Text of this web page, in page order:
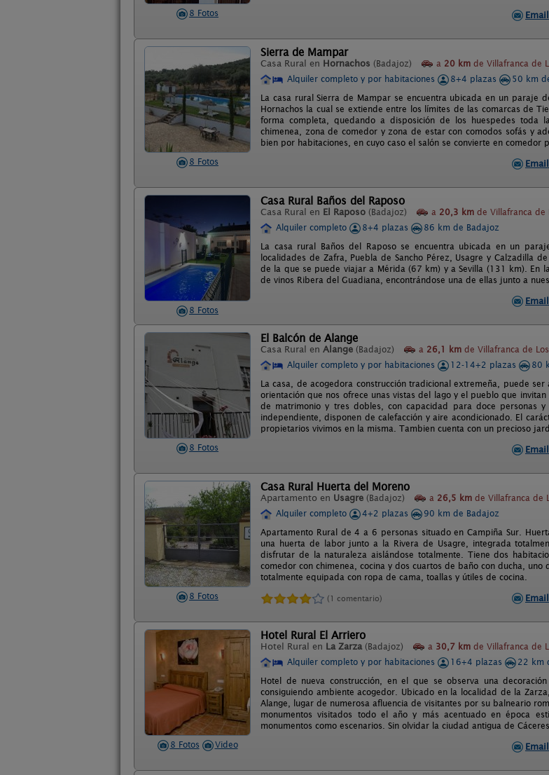
8 Fotos
Email
8 Fotos
Sierra de Mampar
Casa Rural en Hornachos (Badajoz) a 20 km de Villafranca de
Alquiler completo y por habitaciones
8+4 plazas 50 km
La casa rural Sierra de Mampar se encuentra ubicada en un paraje
Hornachos la cual se extiende entre los límites de las comarcas de
forma completa, quedando a disposición de los huespedes
chimenea, zona de comedor y zona de estar con comodos sofás y
bien por habitaciones, en cuyo caso el salón se convierte en comedor
Email
8 Fotos
Casa Rural Baños del Raposo
Casa Rural en El Raposo (Badajoz) a 20,3 km de Villafranca de
Alquiler completo
8+4 plazas
86 km de Badajoz
La casa rural Baños del Raposo se encuentra ubicada en un
localidades de Zafra, Puebla de Sancho Pérez, Usagre y Calzadilla
de la que se puede viajar a Mérida (67 km) y a Sevilla (131 km). En
de vinos Ribera del Guadiana, encontrándose una de ellas junto a
Email
8 Fotos
El Balcón de Alange
Casa Rural en Alange (Badajoz) a 26,1 km de Villafranca de
Alquiler completo y por habitaciones
12-14+2 plazas
80
La casa, de acogedora construcción tradicional extremeña, puede
orientación que nos ofrece unas vistas del lago y el pueblo que
de matrimonio y tres dobles, con capacidad para doce personas
independiente, disponen de calefacción y aire acondicionado. El
propietarios vivimos en la misma. Tambien cuenta con un precioso
Email
8 Fotos
Casa Rural Huerta del Moreno
Apartamento en Usagre (Badajoz) a 26,5 km de Villafranca de
Alquiler completo
4+2 plazas
90 km de Badajoz
Apartamento Rural de 4 a 6 personas situado en Campiña Sur.
una huerta de labor junto a la Rivera de Usagre, integrada
disfrutar de la naturaleza aislándose totalmente. Tiene dos
comedor con chimenea, cocina y dos cuartos de baño con ducha,
totalmente equipada con ropa de cama, toallas y útiles de cocina.
(1 comentario) Email
8 Fotos Video
Hotel Rural El Arriero
Hotel Rural en La Zarza (Badajoz) a 30,7 km de Villafranca de
Alquiler completo y por habitaciones
16+4 plazas
22 km
Hotel de nueva construcción, en el que se observa una
consiguiendo ambiente acogedor. Ubicado en la localidad de la
Alange, lugar de numerosa afluencia de visitantes por su balneario
monumentos visitados todo el año y más acentuado en época
monumentos como escenarios. Sin olvidar la ciudad antigua de
Email